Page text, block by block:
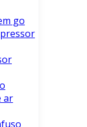
go
ar